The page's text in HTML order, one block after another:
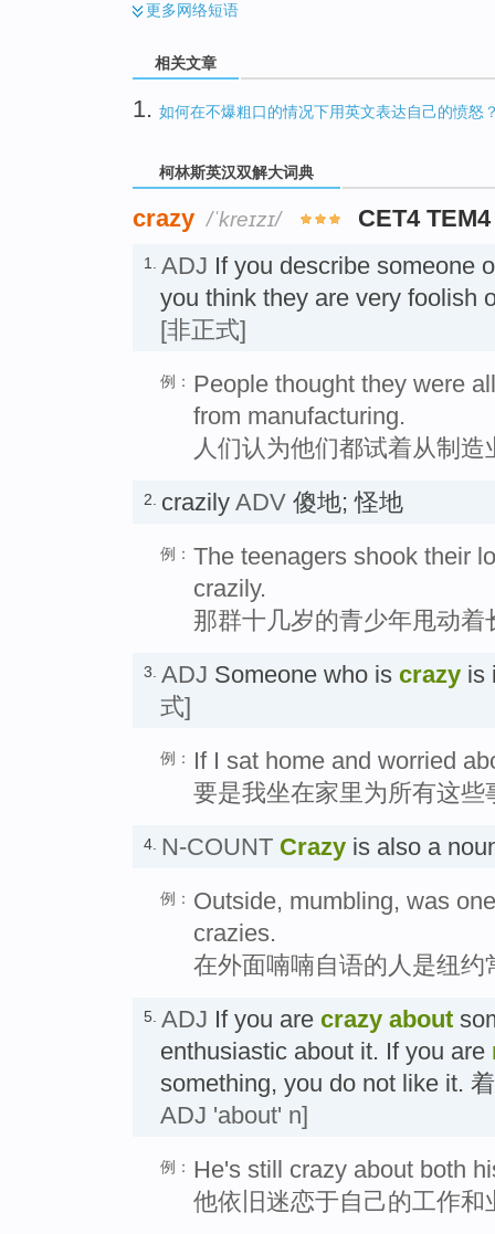
更多网络短语
相关文章
1. 如何在不爆粗口的情况下用英文表达自己的愤怒
柯林斯英汉双解大词典
crazy /ˈkreɪzɪ/ CET4 TEM4
1. ADJ If you describe someone
you think they are very foolish
[非正式]
例： People thought they were
from manufacturing.
人们认为他们都试着从制
2. crazily ADV 傻地; 怪地
例： The teenagers shook their
crazily.
那群十几岁的青少年甩动
3. ADJ Someone who is crazy is
式]
例：
If I sat home and worried
要是我坐在家里为所有这
4. N-COUNT Crazy is also a
例： Outside, mumbling, was
crazies.
在外面喃喃自语的人是纽约
5. ADJ If you are crazy about
enthusiastic about it. If you are
something, you do not like it.
ADJ 'about' n]
例： He's still crazy about both
他依旧迷恋于自己的工作和